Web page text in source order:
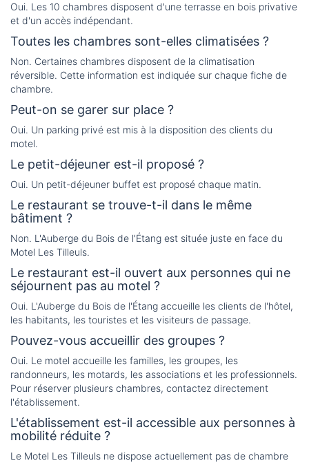
Oui. Les 10 chambres disposent d'une terrasse en bois privative
et d'un accès indépendant.
Toutes les chambres sont-elles climatisées ?
Non. Certaines chambres disposent de la climatisation
réversible. Cette information est indiquée sur chaque fiche de
chambre.
Peut-on se garer sur place ?
Oui. Un parking privé est mis à la disposition des clients du
motel.
Le petit-déjeuner est-il proposé ?
Oui. Un petit-déjeuner buffet est proposé chaque matin.
Le restaurant se trouve-t-il dans le même
bâtiment ?
Non. L'Auberge du Bois de l'Étang est située juste en face du
Motel Les Tilleuls.
Le restaurant est-il ouvert aux personnes qui ne
séjournent pas au motel ?
Oui. L'Auberge du Bois de l'Étang accueille les clients de l'hôtel,
les habitants, les touristes et les visiteurs de passage.
Pouvez-vous accueillir des groupes ?
Oui. Le motel accueille les familles, les groupes, les
randonneurs, les motards, les associations et les professionnels.
Pour réserver plusieurs chambres, contactez directement
l'établissement.
L'établissement est-il accessible aux personnes à
mobilité réduite ?
Le Motel Les Tilleuls ne dispose actuellement pas de chambre